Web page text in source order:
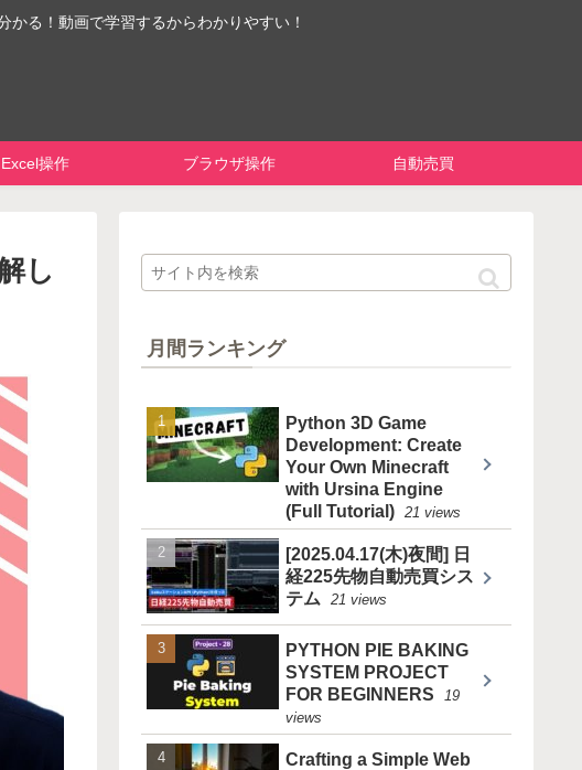
る！動画で学習するからわかりやすい！
Excel操作 ブラウザ操作 自動売買
し
月間ランキング
Python 3D Game
Development: Create
Your Own Minecraft
with Ursina Engine
(Full Tutorial) 21 views
[2025.04.17(木)夜間] 日
経225先物自動売買シス
テム
21 views
PYTHON PIE BAKING
SYSTEM PROJECT
FOR BEGINNERS
19
views
Crafting a Simple Web